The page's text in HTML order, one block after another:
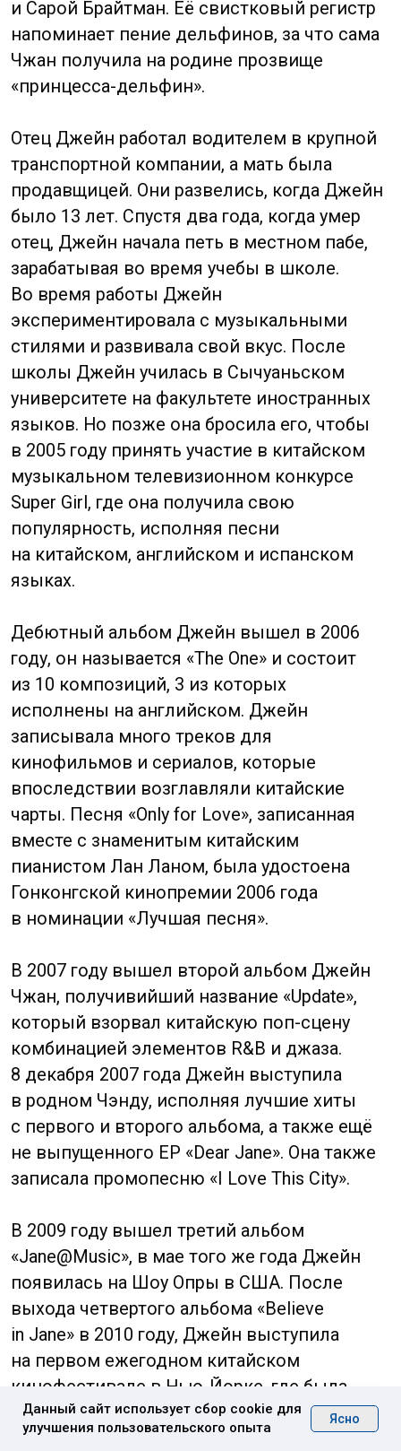
и на телевидении. В 2011 году
Ян Ми достигла нового пика в карьере
с ролью в сериале «Дворец». В том же году
она сыграла главную роль в фильме
ужасов, который, несмотря
Китая сорвал кассу в 90 млн юаней. В 2012
году актриса появилась в лентах
«Крашенная кожа II: Воскрешение»
и «У Дан».
В 2014 году она выпустила свою первую
драму «Микроэра любви», которая, как
говорят, является китайской версией
«Сплетницы» и вышла замуж за актера
Хавика Лау, с которым она встречалась
до свадьбы 2 года и родила от него
ребенка. Сейчас Ян Ми продолжает карьеру
актрисы, певицы и продюсера.
Фань Бин Бин
Fan Bing Bing
Родился 16 сентября 1981 года, Циндао.
Китайская певица и актриса
Будущая актриса окончила Яньтайскую
среднюю школу № 1, шанхайскую
Звёздную школу Се Цзинь и Шанхайскую
театральную академию. Бин Бин стала
звездой в 1997 году благодаря своей роли
в тайваньской телевизионной комедии
«Принцесса Жемчужина»
и её продолжении в 1998 году. Помимо неё
Чжао Вэй и Руби Линь. Фаньона стала
одной из самых популярных актрис
в материковом Китае.
После успеха в актёрской карьере, Бин Бин
выпустила несколько музыкальных
альбомов и стала лицом нескольких
торговых марок, позируя в качестве
В 2007 году актриса открыла свою
собственную студию Fan Bingbing Workshop
Данный сайт использует сбор cookie для
улучшения пользовательского опыта
Ясно